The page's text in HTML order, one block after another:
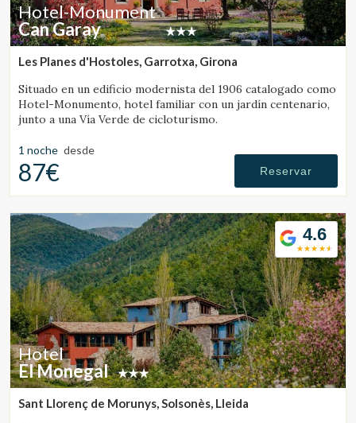
Hotel-Monument
Can Garay
Les Planes d'Hostoles, Garrotxa, Girona
Situado en un edificio modernista del 1906 catalogado como
Hotel-Monumento, hotel familiar con un jardín centenario,
junto a una Vía Verde de cicloturismo.
1 noche desde
87€ Reservar
4.6
Hotel
El Monegal
Sant Llorenç de Morunys, Solsonès, Lleida